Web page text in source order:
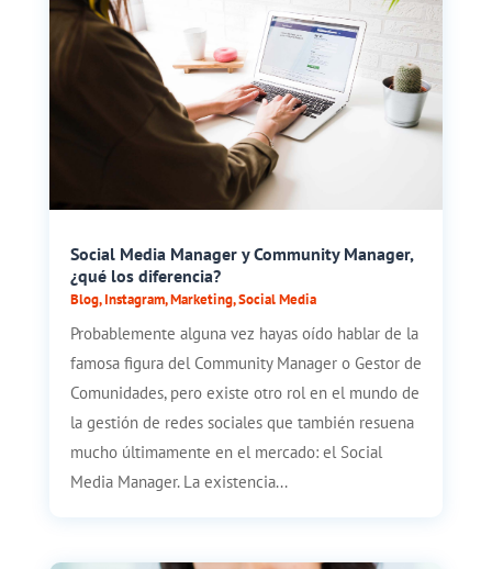
Social Media Manager y Community Manager,
¿qué los diferencia?
Blog,Instagram,Marketing,Social Media
Probablemente alguna vez hayas oído hablar de la
famosa figura del Community Manager o Gestor de
Comunidades, pero existe otro rol en el mundo de
la gestión de redes sociales que también resuena
mucho últimamente en el mercado: el Social
Media Manager. La existencia...